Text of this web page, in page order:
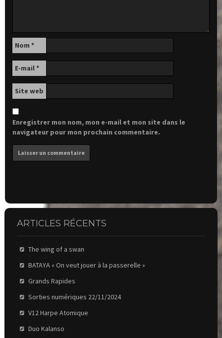
Nom *
E-mail*
Site web
Enregistrer mon nom, mon e-mail et mon site dans le
navigateur pour mon prochain commentaire.
ARTICLES RÉCENTS
The wing of a swan
BATAYA « On veut jouer à la passerelle »
Grands Rapides
Sorties numériques 22/11/2024
V12 Harpe Atomique
Duo Kalanso